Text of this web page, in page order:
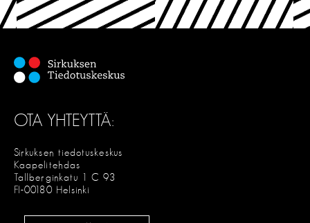
OTA YHTEYTTÄ:
Sirkuksen tiedotuskeskus
Kaapelitehdas
Tallberginkatu 1 C 93
FI-00180 Helsinki